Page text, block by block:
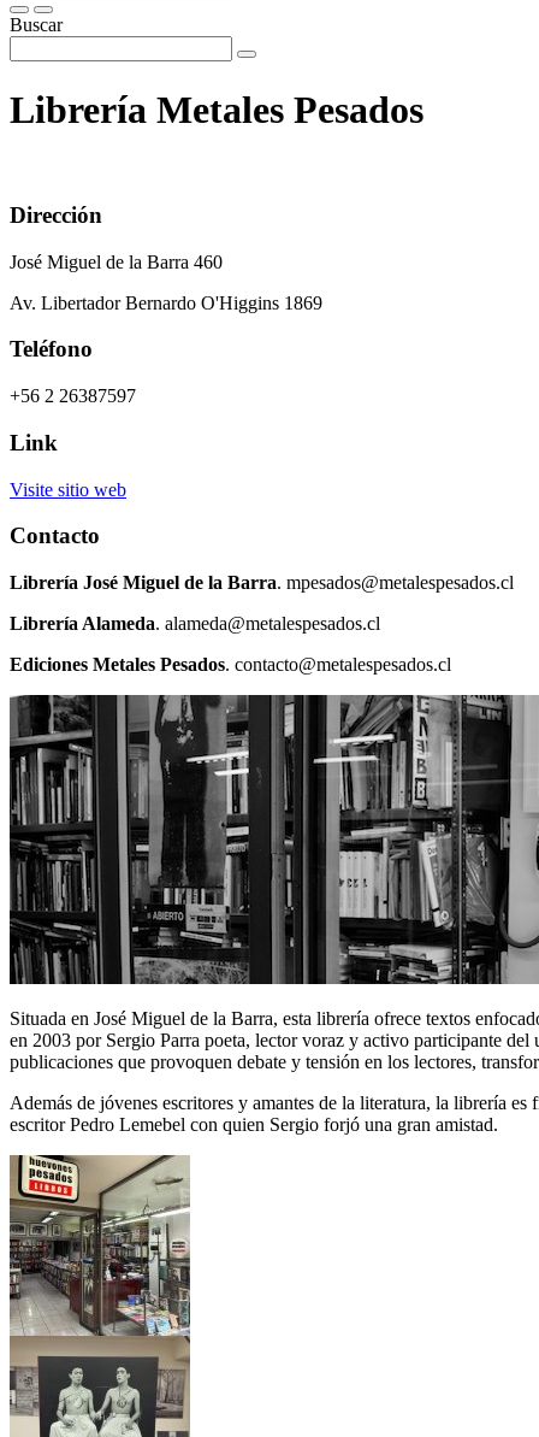
Buscar
Librerí­a Metales Pesados
Dirección
José Miguel de la Barra 460
Av. Libertador Bernardo O'Higgins 1869
Teléfono
+56 2 26387597
Link
Visite sitio web
Contacto
Librería José Miguel de la Barra. mpesados@metalespesados.cl
Librería Alameda. alameda@metalespesados.cl
Ediciones Metales Pesados. contacto@metalespesados.cl
Situada en José Miguel de la Barra, esta librería ofrece textos
en 2003 por Sergio Parra poeta, lector voraz y activo participante
publicaciones que provoquen debate y tensión en los lectores,
Además de jóvenes escritores y amantes de la literatura, la librería
escritor Pedro Lemebel con quien Sergio forjó una gran amistad.